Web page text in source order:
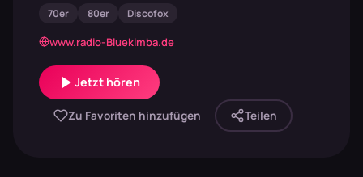
70er 80er Discofox
www.radio-Bluekimba.de
Jetzt hören
Zu Favoriten hinzufügen Teilen